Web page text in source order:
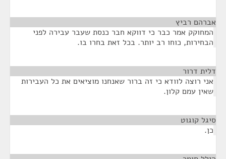
אברהם רביץ
המחוקק אמר כבר כי דווקא חבר כנסת שעבר עבירה לפני
הבחירות, כוחו רב יותר. בכל זאת בחרו בו.
דלית דרור
אני רוצה לוודא כי זה ברור שאנחנו מוציאים את כל העבירות
שאין עמם קלון.
סיגל קוגוט
כן.